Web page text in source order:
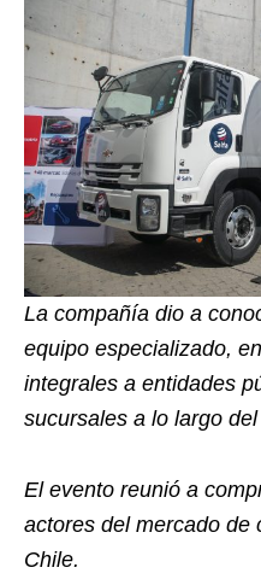
La compañía dio a
equipo especializado,
integrales a entidades
sucursales a lo largo
El evento reunió a
actores del mercado de
Chile.